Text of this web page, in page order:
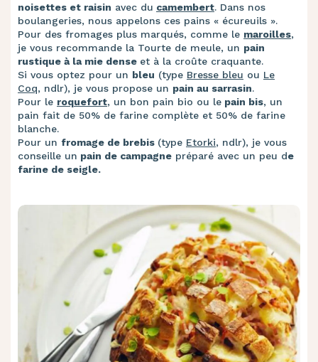
noisettes et raisin avec du camembert. Dans nos
boulangeries, nous appelons ces pains « écureuils ».
Pour des fromages plus marqués, comme le maroilles,
je vous recommande la Tourte de meule, un pain
rustique à la mie dense et à la croûte craquante.
Si vous optez pour un bleu (type Bresse bleu ou Le
Coq, ndlr), je vous propose un pain au sarrasin.
Pour le roquefort, un bon pain bio ou le pain bis, un
pain fait de 50% de farine complète et 50% de farine
blanche.
Pour un fromage de brebis (type Etorki, ndlr), je vous
conseille un pain de campagne préparé avec un peu de
farine de seigle.